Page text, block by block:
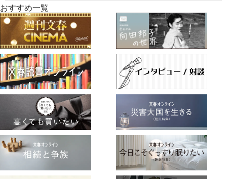
おすすめ一覧